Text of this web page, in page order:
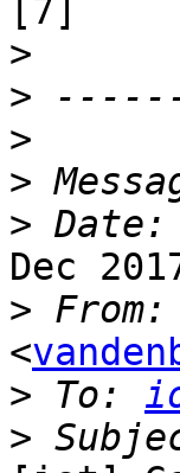
[7]
>
>
>
>
>
Dec
>
<
> To:
>